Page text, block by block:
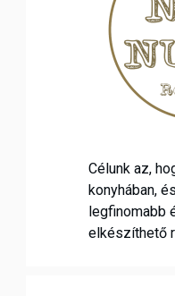
Célunk az,
konyhában,
legfinomabb
elkészíthető